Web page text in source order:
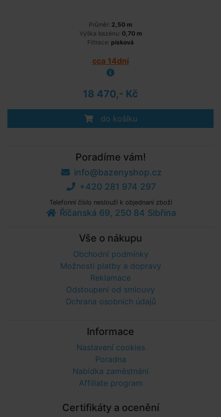
Průměr: 2,50 m
Výška bazénu: 0,70 m
Filtrace: písková
cca 14dní
18 470,- Kč
do košíku
Poradíme vám!
info@bazenyshop.cz
+420 281 974 297
Telefonní číslo neslouží k objednaní zboží
Říčanská 69, 250 84 Sibřina
Vše o nákupu
Obchodní podmínky
Možnosti platby a dopravy
Reklamace
Odstoupení od smlouvy
Ochrana osobních údajů
Informace
Nastavení cookies
Poradna
Nabídka zaměstnání
Affiliate program
Certifikáty a ocenění